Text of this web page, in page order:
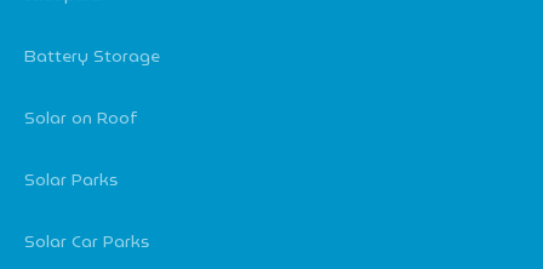
Battery Storage
Solar on Roof
Solar Parks
Solar Car Parks